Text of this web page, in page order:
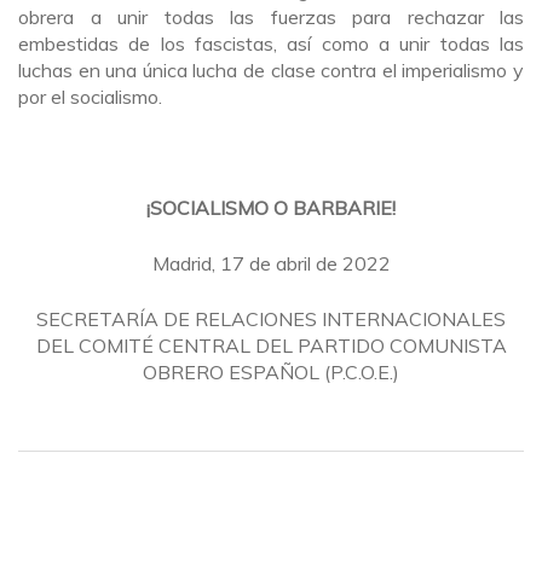
obrera a unir todas las fuerzas para rechazar las
embestidas de los fascistas, así como a unir todas las
luchas en una única lucha de clase contra el imperialismo y
por el socialismo.
¡SOCIALISMO O BARBARIE!
Madrid, 17 de abril de 2022
SECRETARÍA DE RELACIONES INTERNACIONALES
DEL COMITÉ CENTRAL DEL PARTIDO COMUNISTA
OBRERO ESPAÑOL (P.C.O.E.)